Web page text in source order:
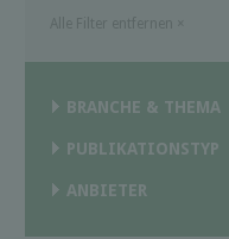
BRANCHE & THEMA
PUBLIKATIONSTYP
ANBIETER